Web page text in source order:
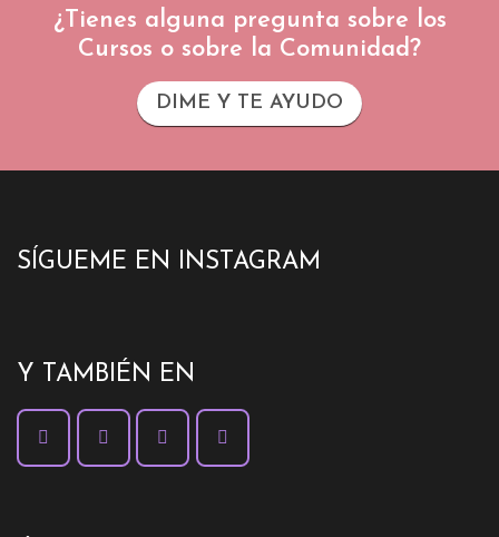
¿Tienes alguna pregunta sobre los
Cursos o sobre la Comunidad?
DIME Y TE AYUDO
SÍGUEME EN INSTAGRAM
Y TAMBIÉN EN